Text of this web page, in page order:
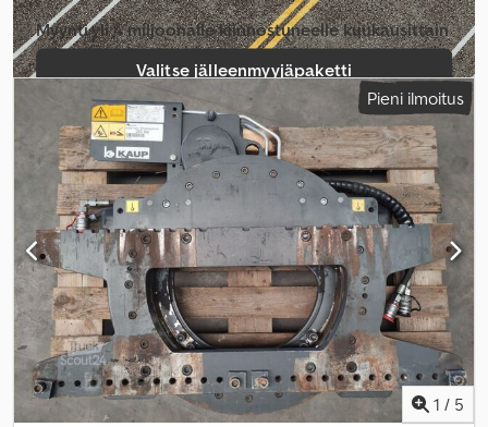
Myynti yli 4 miljoonalle kiinnostuneelle kuukausittain
Valitse jälleenmyyjäpaketti
Luo yksittäinen ilmoitus
Pieni ilmoitus
1 / 5